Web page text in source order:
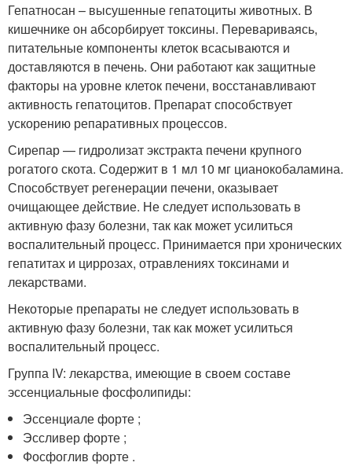
Гепатносан – высушенные гепатоциты животных. В
кишечнике он абсорбирует токсины. Перевариваясь,
питательные компоненты клеток всасываются и
доставляются в печень. Они работают как защитные
факторы на уровне клеток печени, восстанавливают
активность гепатоцитов. Препарат способствует
ускорению репаративных процессов.
Сирепар — гидролизат экстракта печени крупного
рогатого скота. Содержит в 1 мл 10 мг цианокобаламина.
Способствует регенерации печени, оказывает
очищающее действие. Не следует использовать в
активную фазу болезни, так как может усилиться
воспалительный процесс. Принимается при хронических
гепатитах и циррозах, отравлениях токсинами и
лекарствами.
Некоторые препараты не следует использовать в
активную фазу болезни, так как может усилиться
воспалительный процесс.
Группа IV: лекарства, имеющие в своем составе
эссенциальные фосфолипиды:
Эссенциале форте ;
Эссливер форте ;
Фосфоглив форте .